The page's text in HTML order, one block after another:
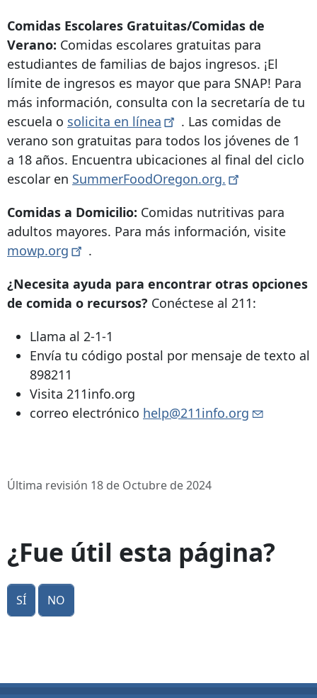
Comidas Escolares Gratuitas/Comidas de
Verano: Comidas escolares gratuitas para
estudiantes de familias de bajos ingresos. ¡El
límite de ingresos es mayor que para SNAP! Para
más información, consulta con la secretaría de tu
escuela o solicita en línea
. Las comidas de
verano son gratuitas para todos los jóvenes de 1
a 18 años. Encuentra ubicaciones al final del ciclo
escolar en SummerFoodOregon.org.
Comidas a Domicilio: Comidas nutritivas para
adultos mayores. Para más información, visite
mowp.org
.
¿Necesita ayuda para encontrar otras opciones
de comida o recursos? Conéctese al 211:
Llama al 2-1-1
Envía tu código postal por mensaje de texto al
898211
Visita 211info.org
correo electrónico help@211info.org
Última revisión 18 de Octubre de 2024
¿Fue útil esta página?
Sí No